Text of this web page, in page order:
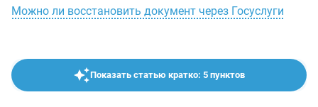
Можно ли восстановить документ через Госуслуги
Показать статью кратко: 5 пунктов